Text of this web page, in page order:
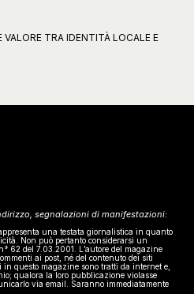
VALORE TRA IDENTITÀ LOCALE E
segnalazioni di manifestazioni:
una testata giornalistica in quanto
Non può pertanto considerarsi un
62 del 7.03.2001. L’autore del magazine
ai post, né del contenuto dei siti
questo magazine sono tratti da internet e,
qualora la loro pubblicazione violasse
via email. Saranno immediatamente